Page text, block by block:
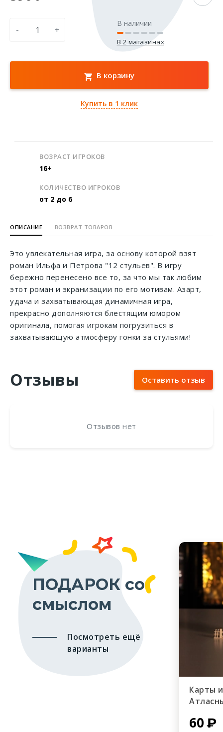
- +
В наличии
В 2 магазинах
В корзину
Купить в 1 клик
ВОЗРАСТ ИГРОКОВ
16+
КОЛИЧЕСТВО ИГРОКОВ
от 2 до 6
ОПИСАНИЕ ВОЗВРАТ ТОВАРОВ
Это увлекательная игра, за основу которой взят
роман Ильфа и Петрова "12 стульев". В игру
бережно перенесено все то, за что мы так любим
этот роман и экранизации по его мотивам. Азарт,
удача и захватывающая динамичная игра,
прекрасно дополняются блестящим юмором
оригинала, помогая игрокам погрузиться в
захватывающую атмосферу гонки за стульями!
Отзывы Оставить отзыв
Отзывов нет
ПОДАРОК со
смыслом
Посмотреть ещё
варианты
Карты
60